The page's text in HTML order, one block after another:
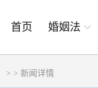
首页 婚姻法
> > 新闻详情